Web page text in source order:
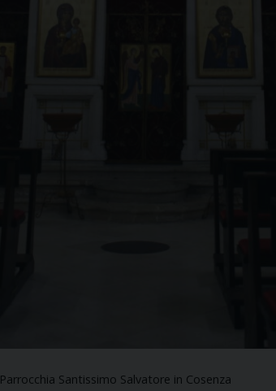
Parrocchia Santissimo Salvatore in Cosenza